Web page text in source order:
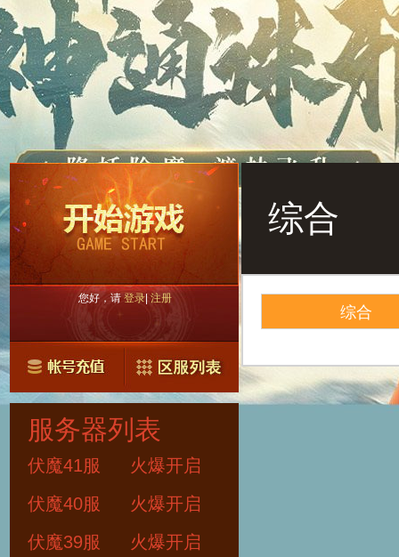
您好，请登录|注册
服务器列表
伏魔41服
火爆开启
伏魔40服
火爆开启
伏魔39服
火爆开启
综合
综合